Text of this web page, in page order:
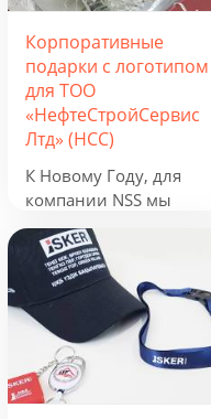
Корпоративные
подарки с логотипом
для ТОО
«НефтеСтройСервис
Лтд» (НСС)
К Новому Году, для
компании NSS мы
разработали
креативную подборку
из наборов «Кофеист»,
«Christmas Sky» и
«Adora». Вглядываться
в черное, как смоль,
зимнее небо и
подмигивать в ответ